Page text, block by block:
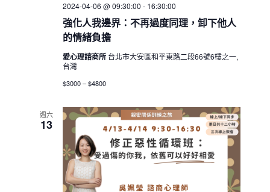
強化人我邊界：不再過度同理，卸下他人
的情緒負擔
2024-04-06 @ 09:30:00 - 16:30:00
愛心理諮商所 台北市大安區和平東路二段66號6樓之一,
台灣
$3000 – $4800
週六
13